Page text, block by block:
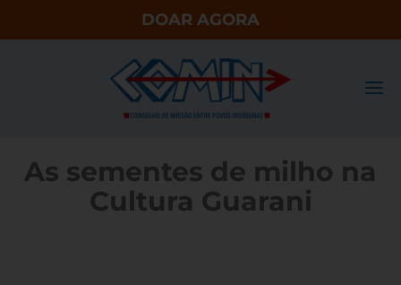
DOAR AGORA
As sementes de milho na
Cultura Guarani